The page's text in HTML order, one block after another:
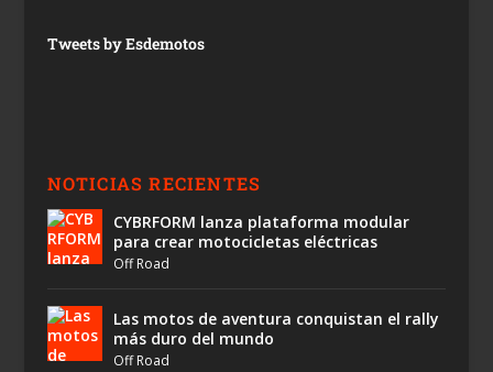
Tweets by Esdemotos
NOTICIAS RECIENTES
CYBRFORM lanza plataforma modular
para crear motocicletas eléctricas
Off Road
Las motos de aventura conquistan el rally
más duro del mundo
Off Road